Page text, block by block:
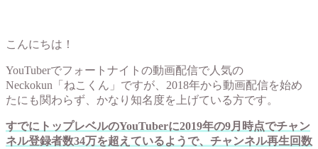
こんにちは！
YouTuberでフォートナイトの動画配信で人気の
Neckokun「ねこくん」ですが、2018年から動画配信を始め
たにも関わらず、かなり知名度を上げている方です。
すでにトップレベルのYouTuberに2019年の9月時点でチャン
ネル登録者数34万を超えているようで、チャンネル再生回数